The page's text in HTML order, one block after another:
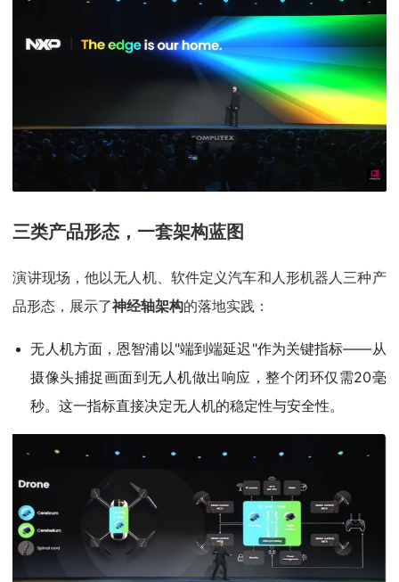
三类产品形态，一套架构蓝图
演讲现场，他以无人机、软件定义汽车和人形机器人三种产
品形态，展示了神经轴架构的落地实践：
无人机方面，恩智浦以"端到端延迟"作为关键指标——从
摄像头捕捉画面到无人机做出响应，整个闭环仅需20毫
秒。这一指标直接决定无人机的稳定性与安全性。